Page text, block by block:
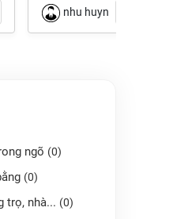
nhu huynh
ngõ (0)
(0)
trọ, nhà... (0)